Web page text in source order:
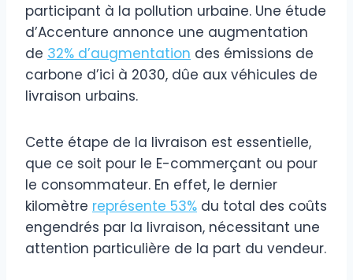
participant à la pollution urbaine. Une étude
d’Accenture annonce une augmentation
de 32% d’augmentation des émissions de
carbone d’ici à 2030, dûe aux véhicules de
livraison urbains.
Cette étape de la livraison est essentielle,
que ce soit pour le E-commerçant ou pour
le consommateur. En effet, le dernier
kilomètre représente 53% du total des coûts
engendrés par la livraison, nécessitant une
attention particulière de la part du vendeur.